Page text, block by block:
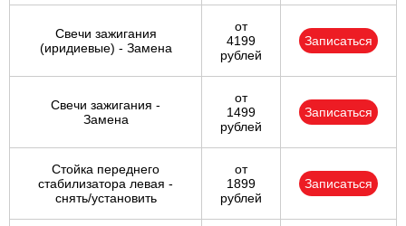
Свечи зажигания
(иридиевые) - Замена
от
4199
рублей
Записаться
Свечи зажигания -
Замена
от
1499
рублей
Записаться
Стойка переднего
стабилизатора левая -
снять/установить
от
1899
рублей
Записаться